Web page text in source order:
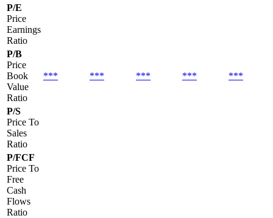
P/E
Price
Earnings
Ratio
P/B
Price
Book
Value
Ratio
*** *** *** *** ***
P/S
Price To
Sales
Ratio
P/FCF
Price To
Free
Cash
Flows
Ratio